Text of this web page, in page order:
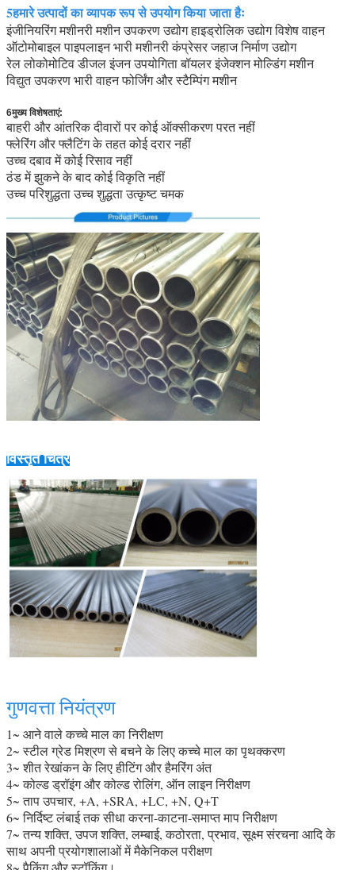
5हमारे उत्पादों का व्यापक रूप से उपयोग किया जाता हैः
इंजीनियरिंग मशीनरी मशीन उपकरण उद्योग हाइड्रोलिक उद्योग विशेष वाहन
ऑटोमोबाइल पाइपलाइन भारी मशीनरी कंप्रेसर जहाज निर्माण उद्योग
रेल लोकोमोटिव डीजल इंजन उपयोगिता बॉयलर इंजेक्शन मोल्डिंग मशीन
विद्युत उपकरण भारी वाहन फोर्जिंग और स्टैम्पिंग मशीन
6मुख्य विशेषताएं:
बाहरी और आंतरिक दीवारों पर कोई ऑक्सीकरण परत नहीं
फ्लेरिंग और फ्लैटिंग के तहत कोई दरार नहीं
उच्च दबाव में कोई रिसाव नहीं
ठंड में झुकने के बाद कोई विकृति नहीं
उच्च परिशुद्धता उच्च शुद्धता उत्कृष्ट चमक
विस्तृत चित्र
गुणवत्ता नियंत्रण
1~ आने वाले कच्चे माल का निरीक्षण
2~ स्टील ग्रेड मिश्रण से बचने के लिए कच्चे माल का पृथक्करण
3~ शीत रेखांकन के लिए हीटिंग और हैमरिंग अंत
4~ कोल्ड ड्रॉइंग और कोल्ड रोलिंग, ऑन लाइन निरीक्षण
5~ ताप उपचार, +A, +SRA, +LC, +N, Q+T
6~ निर्दिष्ट लंबाई तक सीधा करना-काटना-समाप्त माप निरीक्षण
7~ तन्य शक्ति, उपज शक्ति, लम्बाई, कठोरता, प्रभाव, सूक्ष्म संरचना आदि के
साथ अपनी प्रयोगशालाओं में मैकेनिकल परीक्षण